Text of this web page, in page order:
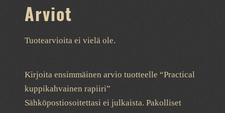
Arviot
Tuotearvioita ei vielä ole.
Kirjoita ensimmäinen arvio tuotteelle “Practical
kuppikahvainen rapiiri”
Sähköpostiosoitettasi ei julkaista. Pakolliset